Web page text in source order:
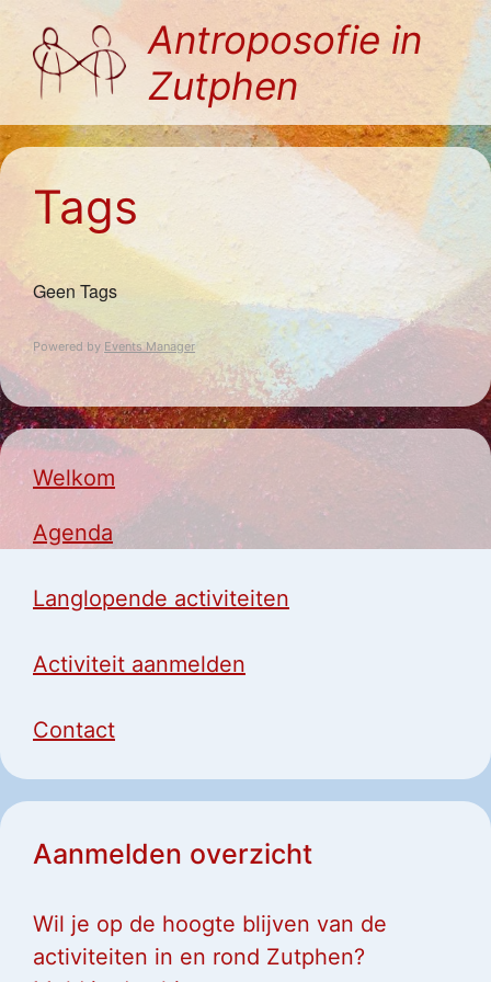
naar
Antroposofie in
Zutphen
Tags
Geen Tags
Powered by Events Manager
Welkom
Agenda
Langlopende activiteiten
Activiteit aanmelden
Contact
Aanmelden overzicht
Wil je op de hoogte blijven van de
activiteiten in en rond Zutphen?